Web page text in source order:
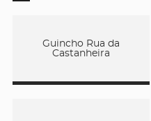
Guincho Rua da
Castanheira